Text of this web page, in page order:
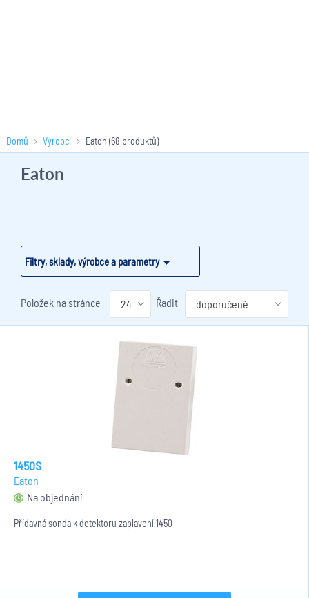
Domů Výrobci Eaton (68 produktů)
Filtry, sklady, výrobce a parametry
Eaton
Položek na stránce Řadit
1450S
Eaton
Na objednání
Přídavná sonda k detektoru zaplavení 1450